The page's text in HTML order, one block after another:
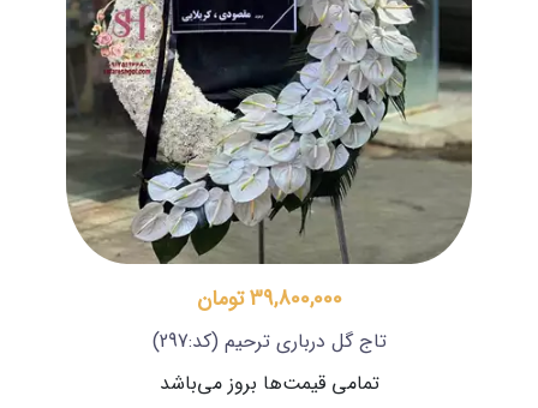
39,800,000 تومان
تاج گل درباری ترحیم (کد:297)
تمامی قیمت‌ها بروز می‌باشد